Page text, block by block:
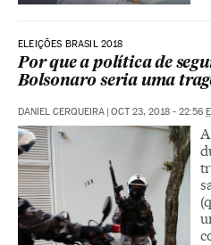
ELEIÇÕES BRASIL 2018
Por que a política de
Bolsonaro seria uma
DANIEL CERQUEIRA | OCT 23, 2018 - 22:56